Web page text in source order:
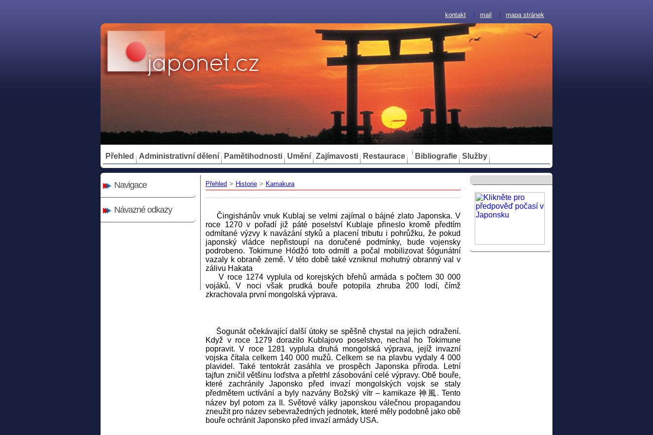
kontakt mail mapa stránek
Přehled Administrativní dělení Pamětihodnosti Umění Zajímavosti Restaurace Bibliografie Služby
Navigace
Návazné odkazy
Přehled > Historie > Kamakura
Čingishánův vnuk Kublaj se velmi zajímal o bájné zlato Japonska. V
roce 1270 v pořadí již páté poselství Kublaje přineslo kromě předtím
odmítané výzvy k navázání styků a placení tributu i pohrůžku, že pokud
japonský vládce nepřistoupí na doručené podmínky, bude vojensky
podrobeno. Tokimune Hódžó toto odmítl a počal mobilizovat šógunátní
vazaly k obraně země. V této době také vzniknul mohutný obranný val v
zálivu Hakata
V roce 1274 vyplula od korejských břehů armáda s počtem 30 000
vojáků. V noci však prudká bouře potopila zhruba 200 lodí, čímž
zkrachovala první mongolská výprava.
Šogunát očekávající další útoky se spěšně chystal na jejich odražení.
Když v roce 1279 dorazilo Kublajovo poselstvo, nechal ho Tokimune
popravit. V roce 1281 vyplula druhá mongolská výprava, jejíž invazní
vojska čítala celkem 140 000 mužů. Celkem se na plavbu vydaly 4 000
plavidel. Také tentokrát zasáhla ve prospěch Japonska příroda. Letní
tajfun zničil většinu loďstva a přetrhl zásobování celé výpravy. Obě bouře,
které zachránily Japonsko před invazí mongolských vojsk se staly
předmětem uctívání a byly nazvány Božský vítr – kamikaze 神風. Tento
název byl potom za II. Světové války japonskou válečnou propagandou
zneužit pro název sebevražedných jednotek, které měly podobně jako obě
bouře ochránit Japonsko před invazí armády USA.